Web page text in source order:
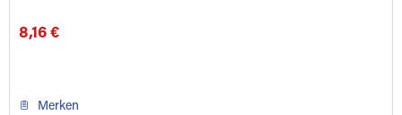
8,16 €
Merken